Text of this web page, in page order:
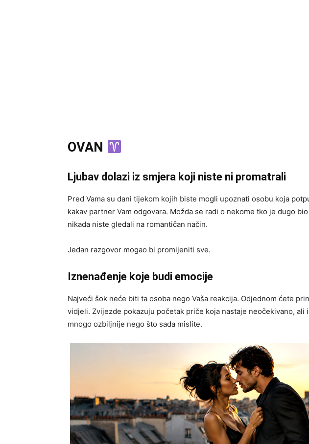
OVAN
Ljubav dolazi iz smjera koji niste ni promatrali
Pred Vama su dani tijekom kojih biste mogli upoznati osobu koja
kakav partner Vam odgovara. Možda se radi o nekome tko je dugo
nikada niste gledali na romantičan način.
Jedan razgovor mogao bi promijeniti sve.
Iznenađenje koje budi emocije
Najveći šok neće biti ta osoba nego Vaša reakcija. Odjednom ćete
vidjeli. Zvijezde pokazuju početak priče koja nastaje neočekivano, ali
mnogo ozbiljnije nego što sada mislite.